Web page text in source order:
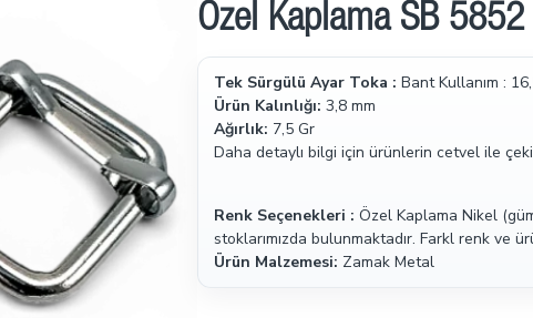
Özel Kaplama SB 5852
Tek Sürgülü Ayar Toka : Bant Kullanım :
Ürün Kalınlığı: 3,8 mm
Ağırlık: 7,5 Gr
Daha detaylı bilgi için ürünlerin cetvel ile
Renk Seçenekleri : Özel Kaplama Nikel
stoklarımızda bulunmaktadır. Farkl renk ve
Ürün Malzemesi: Zamak Metal